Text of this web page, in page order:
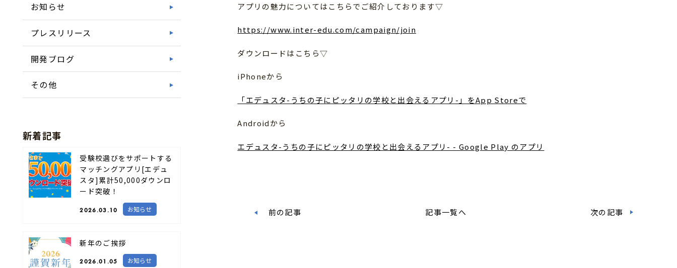
アプリの魅力についてはこちらでご紹介しております▽
https://www.inter-edu.com/campaign/join
ダウンロードはこちら▽
iPhoneから
「エデュスタ-うちの子にピッタリの学校と出会えるアプリ-」をApp Storeで
Androidから
エデュスタ-うちの子にピッタリの学校と出会えるアプリ- - Google Play のアプリ
前の記事 記事一覧へ 次の記事
お知らせ
プレスリリース
開発ブログ
その他
新着記事
受験校選びをサポートする
マッチングアプリ[エデュ
スタ]累計50,000ダウンロ
ード突破！
2026.03.10 お知らせ
新年のご挨拶
2026.01.05 お知らせ